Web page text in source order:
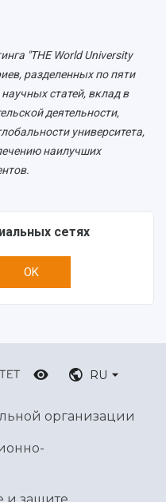
кампус
организации
"THE World University
разделенных по пяти
статей, вклад в
деятельности,
университета,
наилучших
сетях
OK
RU
организации